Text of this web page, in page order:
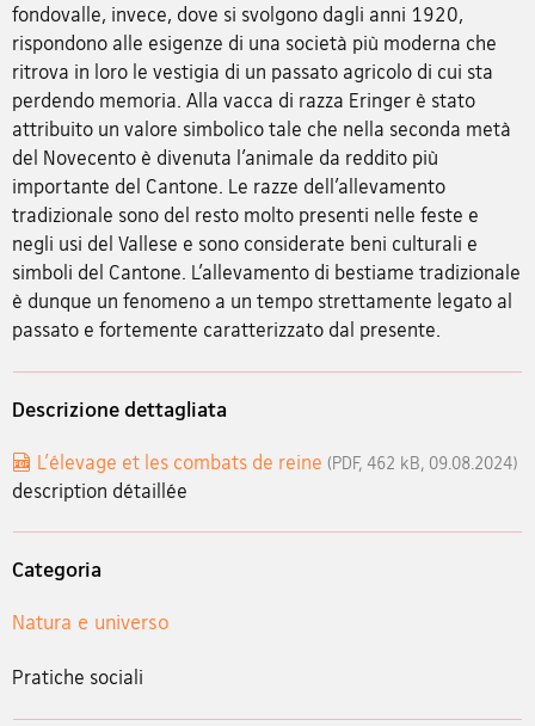
fondovalle, invece, dove si svolgono dagli anni 1920,
rispondono alle esigenze di una società più moderna che
ritrova in loro le vestigia di un passato agricolo di cui sta
perdendo memoria. Alla vacca di razza Eringer è stato
attribuito un valore simbolico tale che nella seconda metà
del Novecento è divenuta l’animale da reddito più
importante del Cantone. Le razze dell’allevamento
tradizionale sono del resto molto presenti nelle feste e
negli usi del Vallese e sono considerate beni culturali e
simboli del Cantone. L’allevamento di bestiame tradizionale
è dunque un fenomeno a un tempo strettamente legato al
passato e fortemente caratterizzato dal presente.
Descrizione dettagliata
L'élevage et les combats de reine (PDF, 462 kB, 09.08.2024)
description détaillée
Categoria
Natura e universo
Pratiche sociali